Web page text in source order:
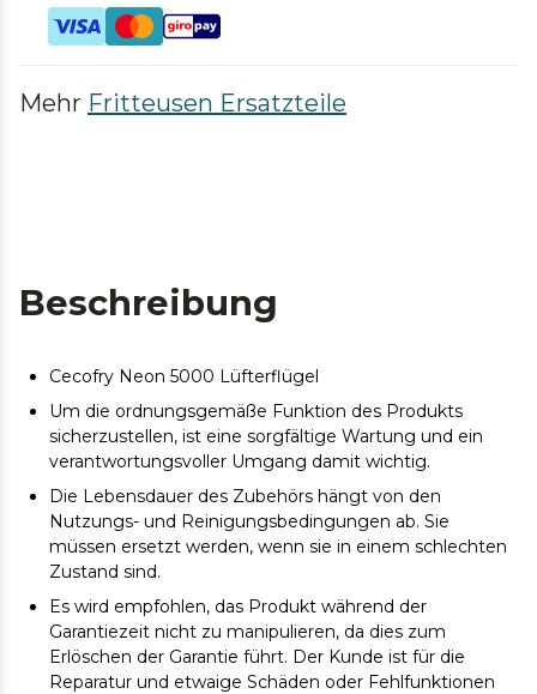
Mehr Fritteusen Ersatzteile
Beschreibung
Cecofry Neon 5000 Lüfterflügel
Um die ordnungsgemäße Funktion des Produkts
sicherzustellen, ist eine sorgfältige Wartung und ein
verantwortungsvoller Umgang damit wichtig.
Die Lebensdauer des Zubehörs hängt von den
Nutzungs- und Reinigungsbedingungen ab. Sie
müssen ersetzt werden, wenn sie in einem schlechten
Zustand sind.
Es wird empfohlen, das Produkt während der
Garantiezeit nicht zu manipulieren, da dies zum
Erlöschen der Garantie führt. Der Kunde ist für die
Reparatur und etwaige Schäden oder Fehlfunktionen